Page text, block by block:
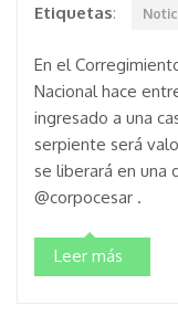
Etiquetas:
En el
Nacional hace
ingresado a una
serpiente será
se liberará en una
@corpocesar .
Leer más